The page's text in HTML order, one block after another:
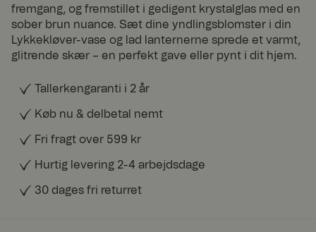
fremgang, og fremstillet i gedigent krystalglas med en
sober brun nuance. Sæt dine yndlingsblomster i din
Lykkekløver-vase og lad lanternerne sprede et varmt,
glitrende skær – en perfekt gave eller pynt i dit hjem.
Tallerkengaranti i 2 år
Køb nu & delbetal nemt
Fri fragt over 599 kr
Hurtig levering 2-4 arbejdsdage
30 dages fri returret